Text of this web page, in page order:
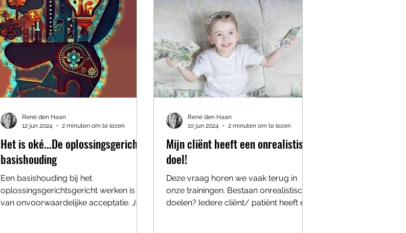
Het is oké...De oplossingsgerichte
basishouding
Een basishouding bij het
oplossingsgerichtsgericht werken is die
van onvoorwaardelijke acceptatie. Je
René den Haan
12 jun 2024
2 minuten om te lezen
Mijn cliënt heeft een onrealistisch
doel!
Deze vraag horen we vaak terug in
onze trainingen. Bestaan onrealistische
doelen? Iedere cliënt/ patiënt heeft een
René den Haan
10 jun 2024
2 minuten om te lezen